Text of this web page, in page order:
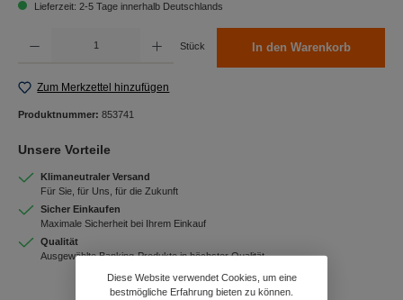
Lieferzeit: 2-5 Tage innerhalb Deutschlands
Stück In den Warenkorb
Zum Merkzettel hinzufügen
Produktnummer: 853741
Unsere Vorteile
Klimaneutraler Versand
Für Sie, für Uns, für die Zukunft
Sicher Einkaufen
Maximale Sicherheit bei Ihrem Einkauf
Qualität
Ausgewählte Banking-Produkte in höchster Qualität
Diese Website verwendet Cookies, um eine
bestmögliche Erfahrung bieten zu können.